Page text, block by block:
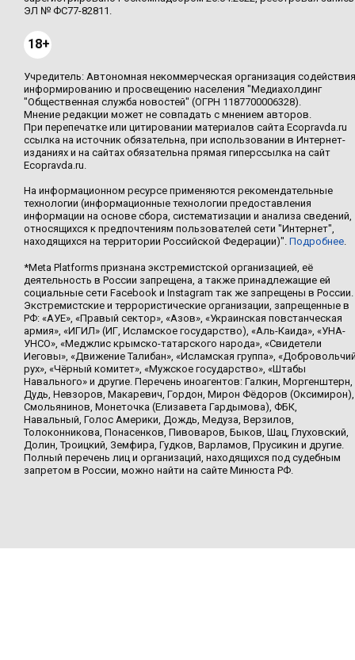
ЭЛ № ФС77-82811.
18+
Учредитель: Автономная некоммерческая организация содействия
информированию и просвещению населения "Медиахолдинг
"Общественная служба новостей" (ОГРН 1187700006328).
Мнение редакции может не совпадать с мнением авторов.
При перепечатке или цитировании материалов сайта Ecopravda.ru
ссылка на источник обязательна, при использовании в Интернет-
изданиях и на сайтах обязательна прямая гиперссылка на сайт
Ecopravda.ru.
На информационном ресурсе применяются рекомендательные
технологии (информационные технологии предоставления
информации на основе сбора, систематизации и анализа сведений,
относящихся к предпочтениям пользователей сети "Интернет",
находящихся на территории Российской Федерации)". Подробнее.
*Meta Platforms признана экстремистской организацией, её
деятельность в России запрещена, а также принадлежащие ей
социальные сети Facebook и Instagram так же запрещены в России.
Экстремистские и террористические организации, запрещенные в
РФ: «АУЕ», «Правый сектор», «Азов», «Украинская повстанческая
армия», «ИГИЛ» (ИГ, Исламское государство), «Аль-Каида», «УНА-
УНСО», «Меджлис крымско-татарского народа», «Свидетели
Иеговы», «Движение Талибан», «Исламская группа»,
рух», «Чёрный комитет», «Мужское государство», «Штабы
Навального» и другие. Перечень иноагентов: Галкин, Моргенштерн,
Дудь, Невзоров, Макаревич, Гордон, Мирон Фёдоров (Оксимирон),
Смольянинов, Монеточка (Елизавета Гардымова), ФБК,
Навальный, Голос Америки, Дождь, Медуза, Верзилов,
Толоконникова, Понасенков, Пивоваров, Быков, Шац, Глуховский,
Долин, Троицкий, Земфира, Гудков, Варламов, Прусикин и другие.
Полный перечень лиц и организаций, находящихся под судебным
запретом в России, можно найти на сайте Минюста РФ.